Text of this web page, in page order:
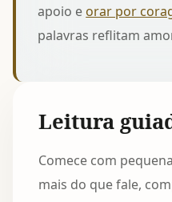
apoio e orar por
palavras reflitam
Leitura
Comece com
mais do que fale,